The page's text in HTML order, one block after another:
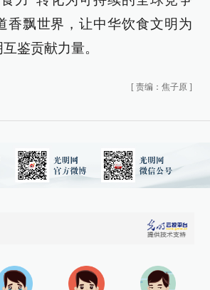
香飘世界，让中华饮食文明为
鉴贡献力量。
[ 责编：焦子原 ]